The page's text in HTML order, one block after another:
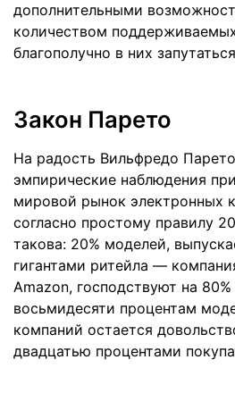
дополнительными
количеством
благополучно в них
Закон Парето
На радость Вильфредо
эмпирические наблюдения
мировой рынок электронных
согласно простому правилу
такова: 20% моделей,
гигантами ритейла —
Amazon, господствуют на
восьмидесяти процентам
компаний остается
двадцатью процентами